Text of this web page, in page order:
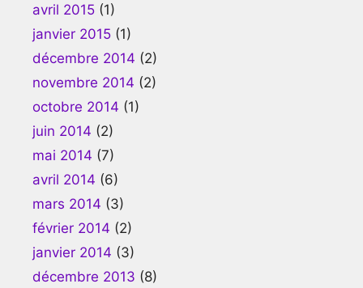
avril 2015 (1)
janvier 2015 (1)
décembre 2014 (2)
novembre 2014 (2)
octobre 2014 (1)
juin 2014 (2)
mai 2014 (7)
avril 2014 (6)
mars 2014 (3)
février 2014 (2)
janvier 2014 (3)
décembre 2013 (8)